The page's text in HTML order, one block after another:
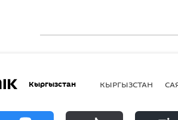
Кыргызстан КЫРГЫЗСТАН